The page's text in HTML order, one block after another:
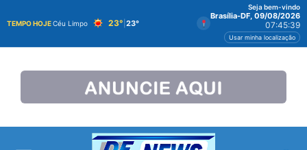
TEMPO HOJECéu Limpo 23° 23°
Seja bem-vindo
Brasília-DF, 09/08/2026
07:45:40
Usar minha localização